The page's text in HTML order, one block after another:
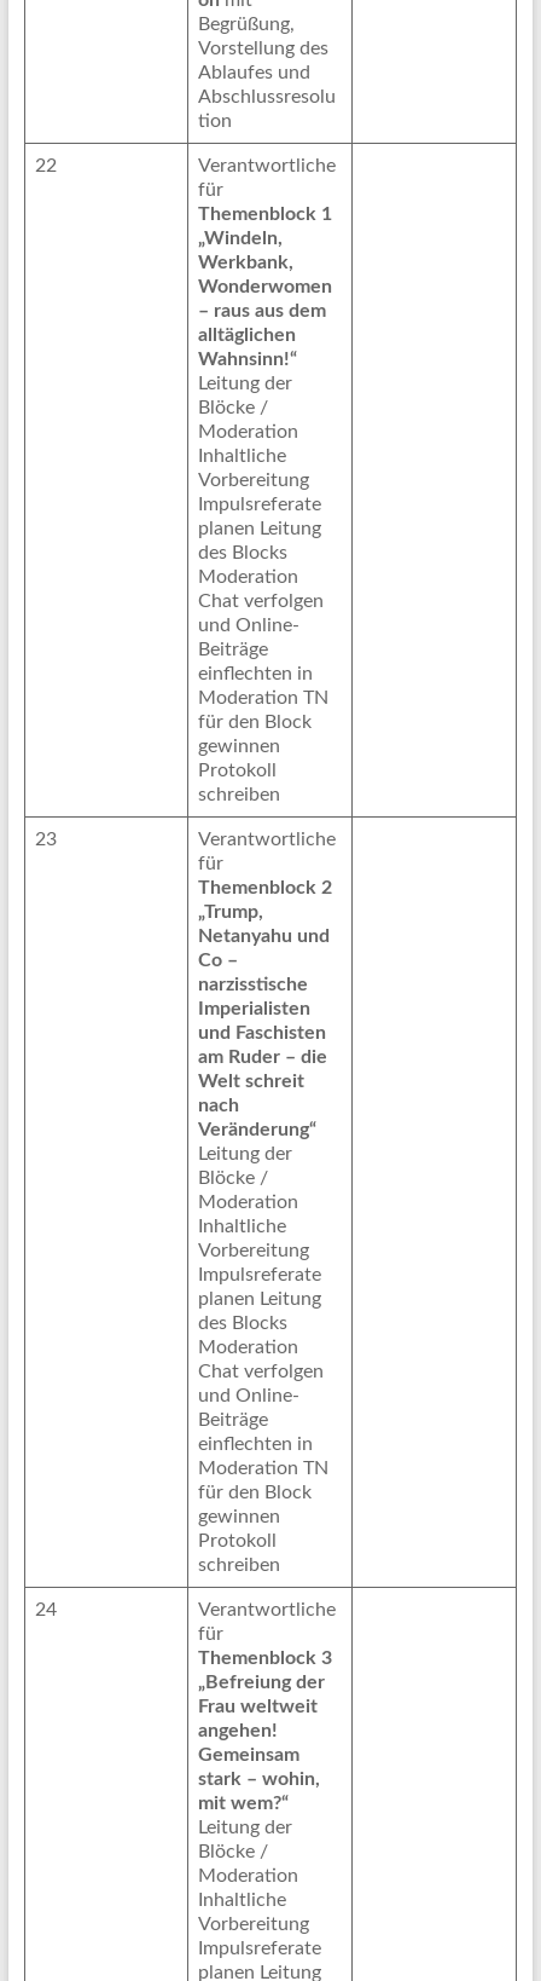
Begrüßung,
Vorstellung des
Ablaufes und
Abschlussresolu
tion
22
Verantwortliche
für
Themenblock 1
„Windeln,
Werkbank,
Wonderwomen
– raus aus dem
alltäglichen
Wahnsinn!“
Leitung der
Blöcke /
Moderation
Inhaltliche
Vorbereitung
Impulsreferate
planen Leitung
des Blocks
Moderation
Chat verfolgen
und Online-
Beiträge
einflechten in
Moderation TN
für den Block
gewinnen
Protokoll
schreiben
23
Verantwortliche
für
Themenblock 2
„Trump,
Netanyahu und
Co –
narzisstische
Imperialisten
und Faschisten
am Ruder – die
Welt schreit
nach
Veränderung“
Leitung der
Blöcke /
Moderation
Inhaltliche
Vorbereitung
Impulsreferate
planen Leitung
des Blocks
Moderation
Chat verfolgen
und Online-
Beiträge
einflechten in
Moderation TN
für den Block
gewinnen
Protokoll
schreiben
24
Verantwortliche
für
Themenblock 3
„Befreiung der
Frau weltweit
angehen!
Gemeinsam
stark – wohin,
mit wem?“
Leitung der
Blöcke /
Moderation
Inhaltliche
Vorbereitung
Impulsreferate
planen Leitung